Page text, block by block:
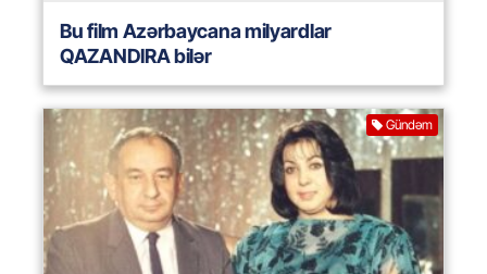
Bu film Azərbaycana milyardlar
QAZANDIRA bilər
Gündəm